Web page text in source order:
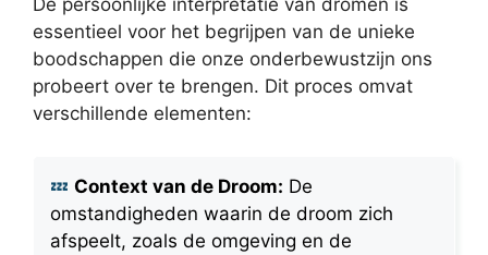
De persoonlijke interpretatie van dromen is
essentieel voor het begrijpen van de unieke
boodschappen die onze onderbewustzijn ons
probeert over te brengen. Dit proces omvat
verschillende elementen:
Context van de Droom: De
omstandigheden waarin de droom zich
afspeelt, zoals de omgeving en de